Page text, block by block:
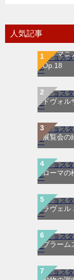
人気記事
ラフマニ
Op.18
ドヴォル
展覧会の
ローマの
ラヴェル
ブラーム